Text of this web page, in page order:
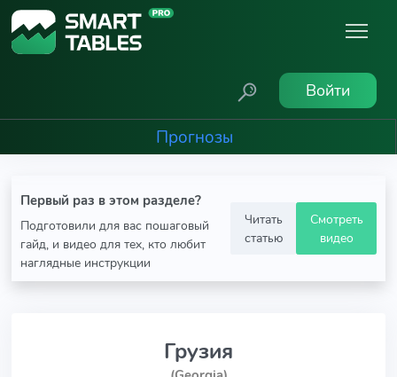
Войти
Прогнозы
Первый раз в этом разделе?
Подготовили для вас пошаговый
гайд, и видео для тех, кто любит
наглядные инструкции
Читать
статью
Смотреть
видео
Грузия